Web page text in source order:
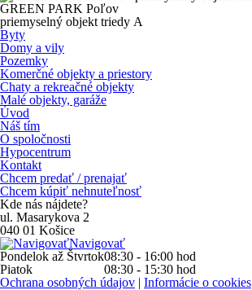
GREEN PARK Poľov
priemyselný objekt triedy A
Byty
Domy a vily
Pozemky
Komerčné objekty a priestory
Chaty a rekreačné objekty
Malé objekty, garáže
Úvod
Náš tím
O spoločnosti
Hypocentrum
Kontakt
Chcem predať / prenajať
Chcem kúpiť nehnuteľnosť
Kde nás nájdete?
ul. Masarykova 2
040 01 Košice
Navigovať
Pondelok až Štvrtok08:30 - 16:00 hod
Piatok
08:30 - 15:30 hod
Ochrana osobných údajov | Informácie o cookies